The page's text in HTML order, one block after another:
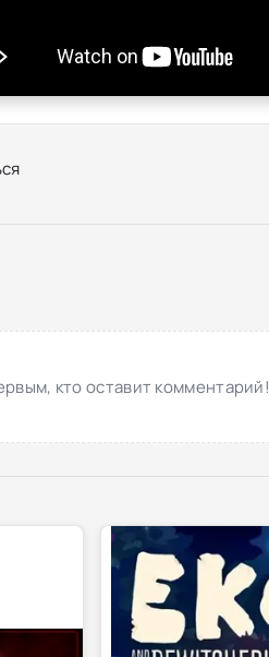
кто оставит комментарий!